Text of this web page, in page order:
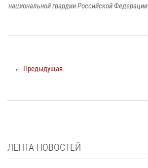
национальной гвардии Российской
← Предыдущая
ЛЕНТА НОВОСТЕЙ